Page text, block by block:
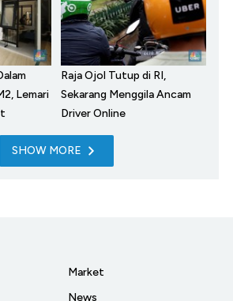
Lemari
Raja Ojol Tutup di RI,
Sekarang Menggila Ancam
Driver Online
SHOW MORE
Market
News